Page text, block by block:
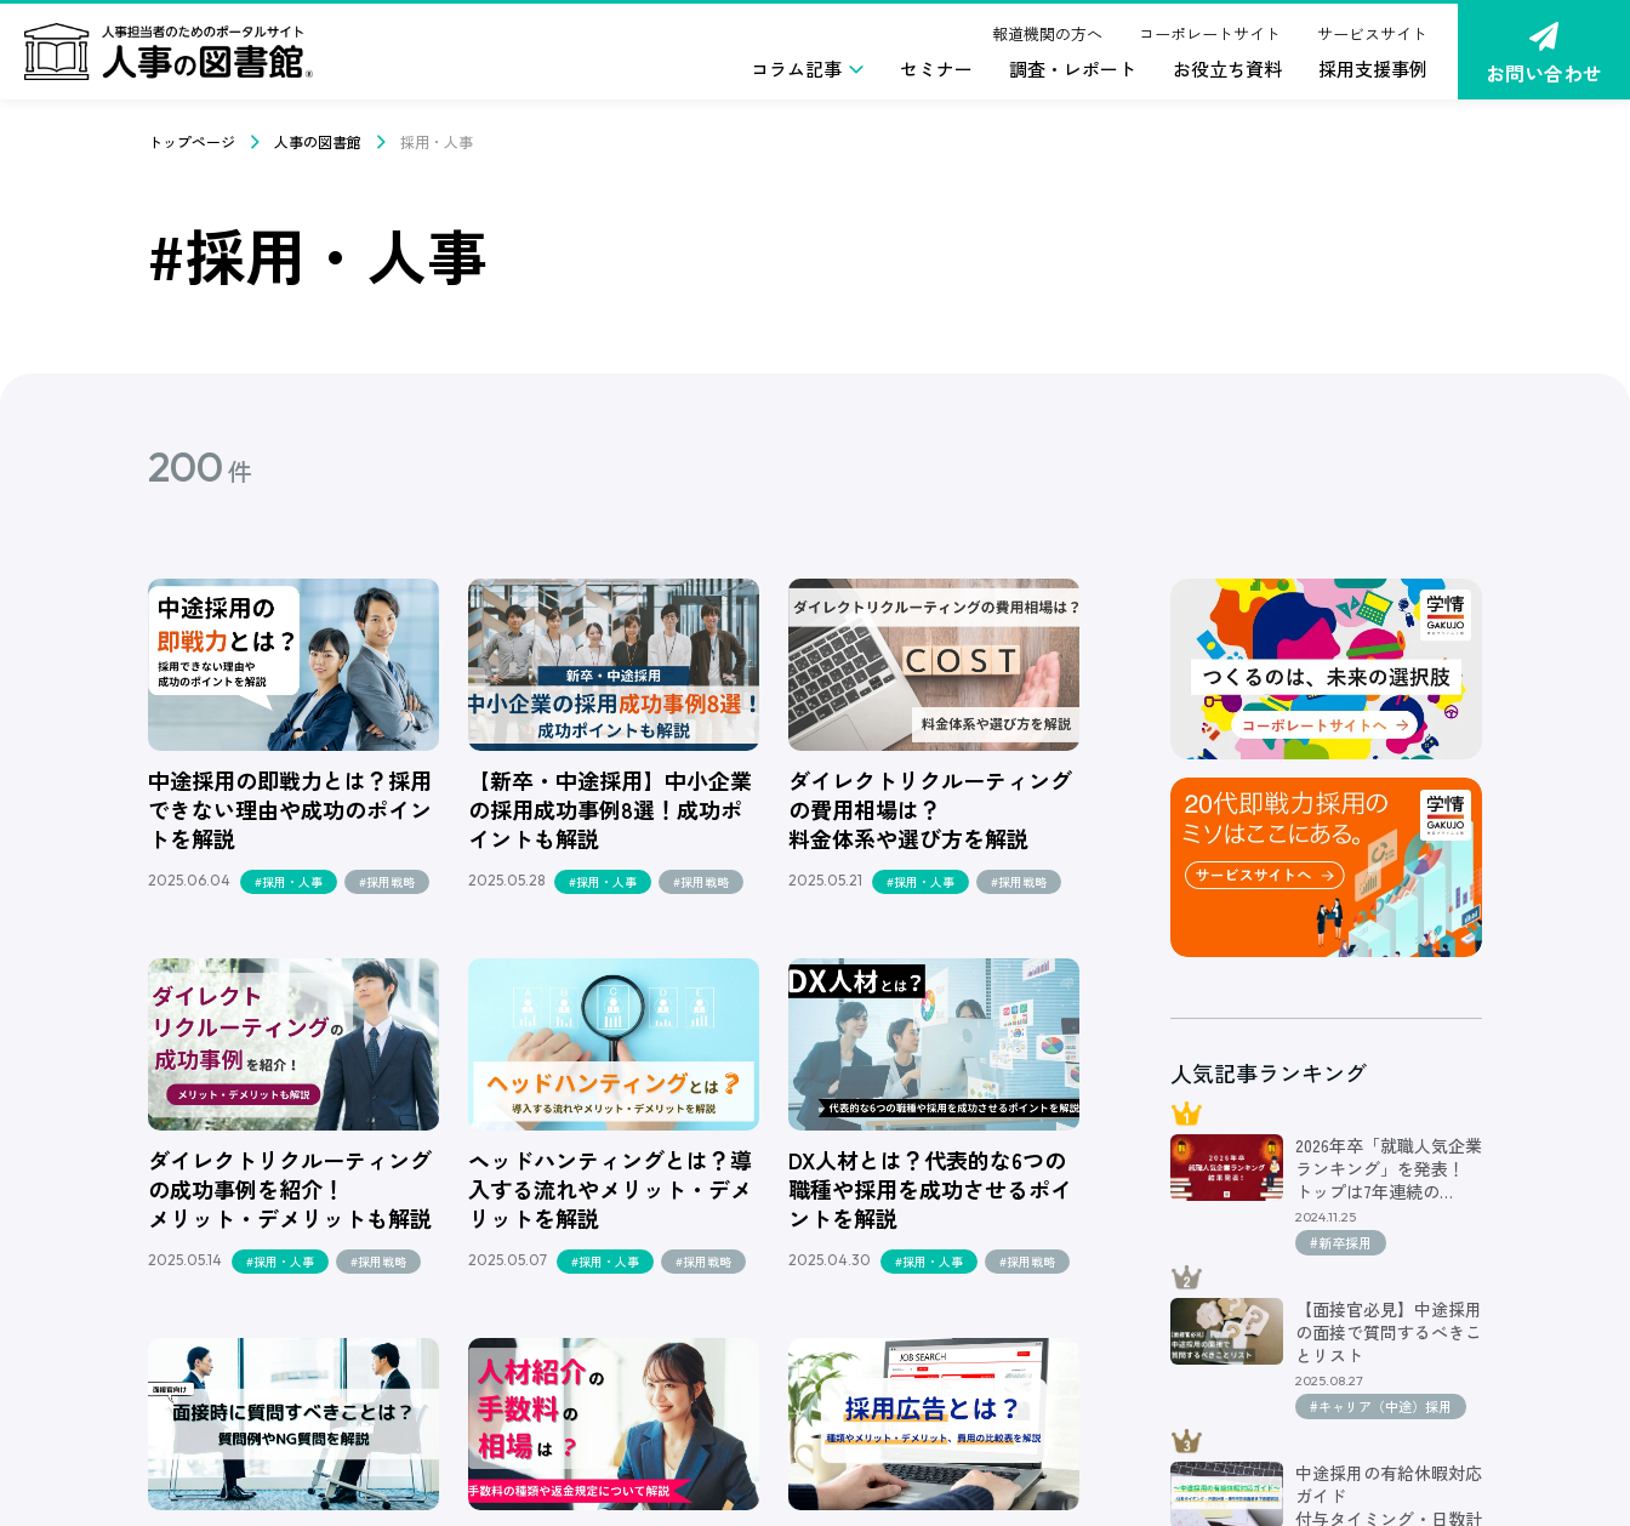
報道機関の方へ コーポレートサイト サービスサイト
コラム記事 セミナー 調査・レポート お役立ち資料 採用支援事例 お問い合わせ
トップページ 人事の図書館 採用・人事
#採用・人事
200件
中途採用の即戦力とは？採用
できない理由や成功のポイン
トを解説
2025.06.04 #採用・人事 #採用戦略
【新卒・中途採用】中小企業
の採用成功事例8選！成功ポ
イントも解説
2025.05.28 #採用・人事 #採用戦略
ダイレクトリクルーティング
の費用相場は？
料金体系や選び方を解説
2025.05.21 #採用・人事 #採用戦略
ダイレクトリクルーティング
の成功事例を紹介！
メリット・デメリットも解説
2025.05.14 #採用・人事 #採用戦略
ヘッドハンティングとは？導
入する流れやメリット・デメ
リットを解説
2025.05.07 #採用・人事 #採用戦略
DX人材とは？代表的な6つの
職種や採用を成功させるポイ
ントを解説
2025.04.30 #採用・人事 #採用戦略
人気記事ランキング
2026年卒「就職人気企業
ランキング」を発表！
トップは7年連続の…
2024.11.25
#新卒採用
【面接官必見】中途採用
の面接で質問するべきこ
とリスト
2025.08.27
#キャリア（中途）採用
中途採用の有給休暇対応
ガイド
付与タイミング・日数計